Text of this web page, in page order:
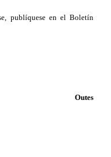
publíquese en el Boletín
Outes